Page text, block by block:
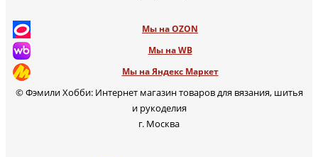
Мы на OZON
Мы на WB
Мы на Яндекс Маркет
© Фэмили Хобби: Интернет магазин товаров для вязания, шитья
и рукоделия
г. Москва